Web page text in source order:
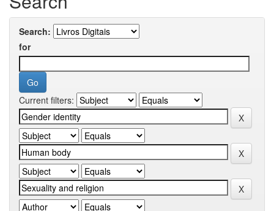
Search:
for
Current filters: